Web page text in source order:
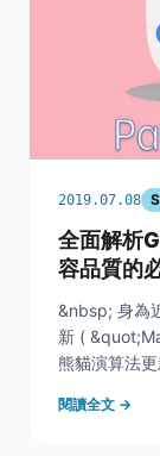
2019.07.08
全面解析
容品質的
&nbsp; 身為
新 (
熊貓演算法
濫的低品質內
閱讀全文 →